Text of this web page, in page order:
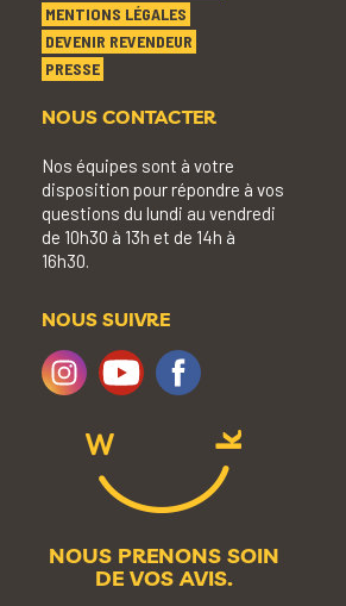
MENTIONS LÉGALES
DEVENIR REVENDEUR
PRESSE
NOUS CONTACTER
Nos équipes sont à votre
disposition pour répondre à vos
questions du lundi au vendredi
de 10h30 à 13h et de 14h à
16h30.
NOUS SUIVRE
NOUS PRENONS SOIN
DE VOS AVIS.